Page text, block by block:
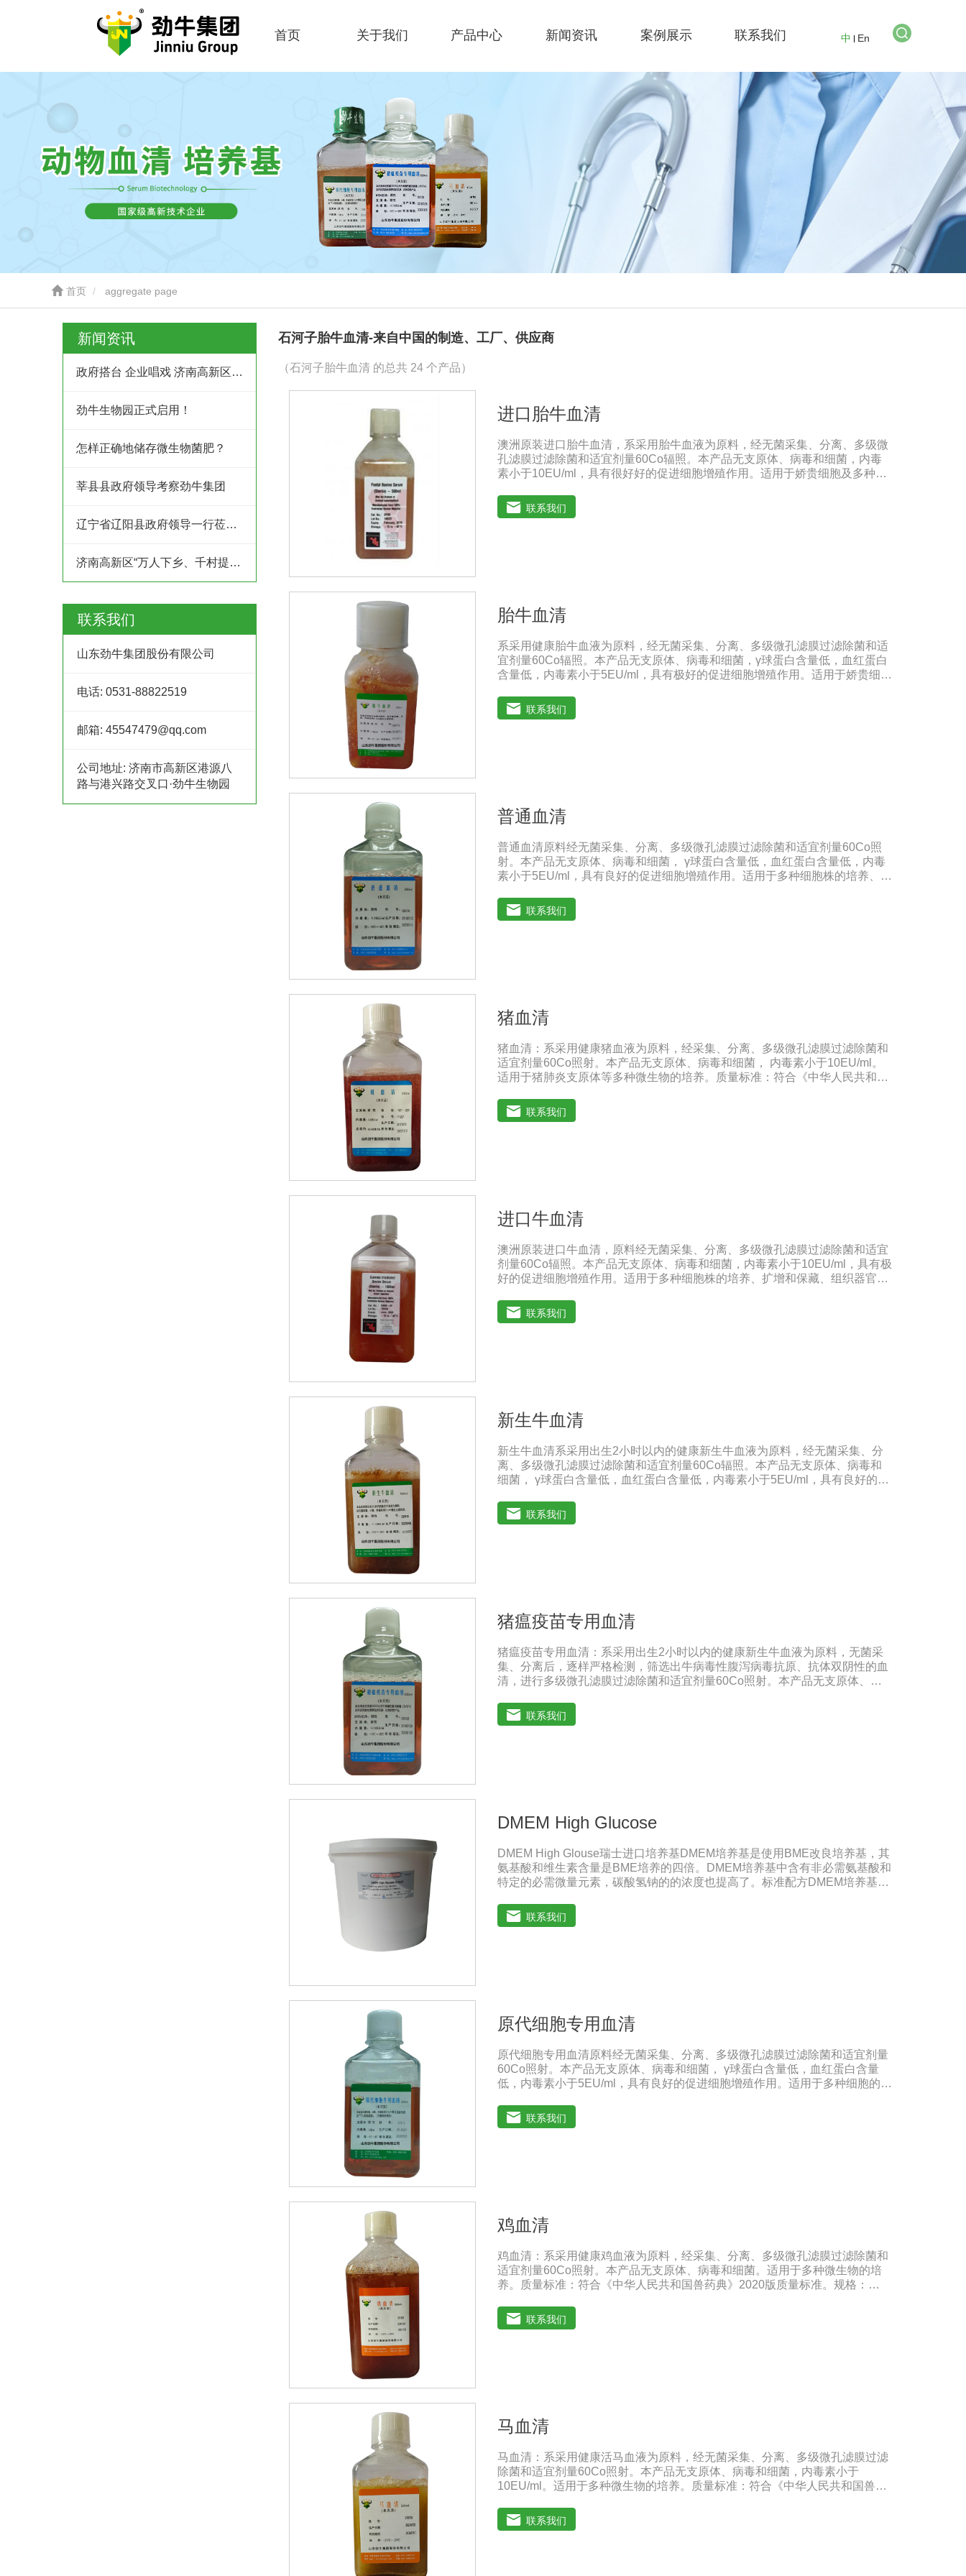
首页 关于我们 产品中心 新闻资讯 案例展示 联系我们 中 En
首页 aggregate page
新闻资讯
政府搭台 企业唱戏 济南高新区创业服务中心为企业及时搭建供需平台
劲牛生物园正式启用！
怎样正确地储存微生物菌肥？
莘县县政府领导考察劲牛集团
辽宁省辽阳县政府领导一行莅临劲牛集团考察
济南高新区“万人下乡、千村提升”工程村企结对共建行动
联系我们
山东劲牛集团股份有限公司
电话: 0531-88822519
邮箱: 45547479@qq.com
公司地址: 济南市高新区港源八
路与港兴路交叉口·劲牛生物园
石河子胎牛血清-来自中国的制造、工厂、供应商
（石河子胎牛血清 的总共 24 个产品）
进口胎牛血清
澳洲原装进口胎牛血清，系采用胎牛血液为原料，经无菌采集、分离、多级微
孔滤膜过滤除菌和适宜剂量60Co辐照。本产品无支原体、病毒和细菌，内毒
素小于10EU/ml，具有很好好的促进细胞增殖作用。适用于娇贵细胞及多种细
的研制及生产。质量标准：符合《中华人民共和国药典》2020版、符合《中华
人民共和国兽药典》2020版、欧洲药典、美国药典质量标准。规格：500ml/瓶
联系我们
胎牛血清
系采用健康胎牛血液为原料，经无菌采集、分离、多级微孔滤膜过滤除菌和适
宜剂量60Co辐照。本产品无支原体、病毒和细菌，γ球蛋白含量低，血红蛋白
含量低，内毒素小于5EU/ml，具有极好的促进细胞增殖作用。适用于娇贵细胞
备和疫苗的研制及生产。质量标准：符合《中华人民共和国药典》2020版、
《中华人民共和国兽药典》2020版质量标准。规格：250ml/瓶保
联系我们
普通血清
普通血清原料经无菌采集、分离、多级微孔滤膜过滤除菌和适宜剂量60Co照
射。本产品无支原体、病毒和细菌， γ球蛋白含量低，血红蛋白含量低，内毒
素小于5EU/ml，具有良好的促进细胞增殖作用。适用于多种细胞株的培养、扩
国兽药典》2020版质量标准。规格：500ml/瓶保存：-15℃―-20℃有效期：5
年注意事项：解冻：采用逐步解冻法（ -20℃→2-8℃→ 室温），可减少沉淀
联系我们
猪血清
猪血清：系采用健康猪血液为原料，经采集、分离、多级微孔滤膜过滤除菌和
适宜剂量60Co照射。本产品无支原体、病毒和细菌， 内毒素小于10EU/ml。
适用于猪肺炎支原体等多种微生物的培养。质量标准：符合《中华人民共和国
注意事项：解冻：采用逐步解冻法（ -20℃→2-8℃→ 室温），可减少沉淀的
产生使血清质量不会受到影响。
联系我们
进口牛血清
澳洲原装进口牛血清，原料经无菌采集、分离、多级微孔滤膜过滤除菌和适宜
剂量60Co辐照。本产品无支原体、病毒和细菌，内毒素小于10EU/ml，具有极
好的促进细胞增殖作用。适用于多种细胞株的培养、扩增和保藏、组织器官的
人民共和国兽药典》2020版、欧洲药典、美国药典质量标准。规格：500ml/瓶
保存：-15℃―-20℃有效期：5年注意事项：解冻：采用逐步解冻法（
联系我们
新生牛血清
新生牛血清系采用出生2小时以内的健康新生牛血液为原料，经无菌采集、分
离、多级微孔滤膜过滤除菌和适宜剂量60Co辐照。本产品无支原体、病毒和
细菌， γ球蛋白含量低，血红蛋白含量低，内毒素小于5EU/ml，具有良好的促
的研制及生产。质量标准：符合《中华人民共和国药典》2020版、《中华人民
共和国兽药典》2020版质量标准。规格：500ml/瓶、1000ml/瓶保
联系我们
猪瘟疫苗专用血清
猪瘟疫苗专用血清：系采用出生2小时以内的健康新生牛血液为原料，无菌采
集、分离后，逐样严格检测，筛选出牛病毒性腹泻病毒抗原、抗体双阴性的血
清，进行多级微孔滤膜过滤除菌和适宜剂量60Co照射。本产品无支原体、病
的促进细胞增殖作用。适用于多种细胞株的培养、扩增及单克隆抗体的制备和
疫苗（尤其是猪瘟疫苗）的研制及生产。质量标准：符合《中华人民共和国药
联系我们
DMEM High Glucose
DMEM High Glouse瑞士进口培养基DMEM培养基是使用BME改良培养基，其
氨基酸和维生素含量是BME培养的四倍。DMEM培养基中含有非必需氨基酸和
特定的必需微量元素，碳酸氢钠的的浓度也提高了。标准配方DMEM培养基葡
DMEM早期用来培养鼠胚胎细胞。如今DMEM培养基广泛应用于普通和转化的
鼠细胞和鸡细胞的无血清培养
联系我们
原代细胞专用血清
原代细胞专用血清原料经无菌采集、分离、多级微孔滤膜过滤除菌和适宜剂量
60Co照射。本产品无支原体、病毒和细菌， γ球蛋白含量低，血红蛋白含量
低，内毒素小于5EU/ml，具有良好的促进细胞增殖作用。适用于多种细胞的培
100ml/瓶、250ml/瓶、500ml/瓶保存：-15℃―-20℃有效期：5年注意事项：
1、解冻：采用逐步解冻法（ -20℃→2-8℃→ 室温），可减少沉淀的产生使血
联系我们
鸡血清
鸡血清：系采用健康鸡血液为原料，经采集、分离、多级微孔滤膜过滤除菌和
适宜剂量60Co照射。本产品无支原体、病毒和细菌。适用于多种微生物的培
养。质量标准：符合《中华人民共和国兽药典》2020版质量标准。规格：
（ -20℃→2-8℃→ 室温），可减少沉淀的产生使血清质量不会受到影响。
联系我们
马血清
马血清：系采用健康活马血液为原料，经无菌采集、分离、多级微孔滤膜过滤
除菌和适宜剂量60Co照射。本产品无支原体、病毒和细菌，内毒素小于
10EU/ml。适用于多种微生物的培养。质量标准：符合《中华人民共和国兽药
事项：解冻：采用逐步解冻法（ -20℃→2-8℃→ 室温），可减少沉淀的产生
使血清质量不会受到影响。
联系我们